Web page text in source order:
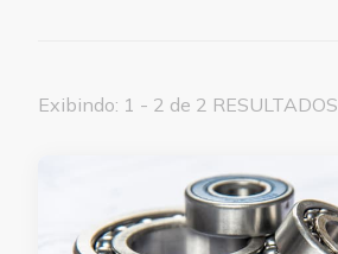
Exibindo: 1 - 2 de 2 RESULTADOS